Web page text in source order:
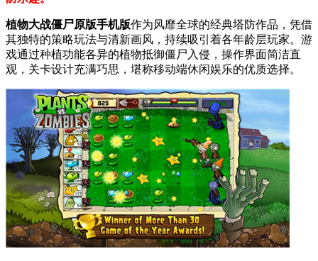
植物大战僵尸原版手机版作为风靡全球的经典塔防作品，凭借
其独特的策略玩法与清新画风，持续吸引着各年龄层玩家。游
戏通过种植功能各异的植物抵御僵尸入侵，操作界面简洁直
观，关卡设计充满巧思，堪称移动端休闲娱乐的优质选择。